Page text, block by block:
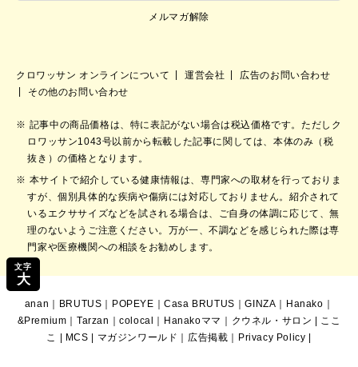
文字
大
メルマガ解除
クロワッサン オンラインについて 運営会社
広告のお問い合わせ
その他のお問い合わせ
記事中の商品価格は、特に表記がない場合は税込価格です。ただしク
ロワッサン1043号以前から転載した記事に関しては、本体のみ（税
抜き）の価格となります。
本サイトで紹介している健康情報は、専門家への取材を行っておりま
すが、個別具体的な疾病や傷病には対応しておりません。紹介されて
いるエクササイズなどを試される場合は、ご自身の体調に応じて、無
理のないようご注意ください。万が一、不調などを感じられた際は専
門家や医療機関への相談をお勧めします。
anan BRUTUS POPEYE ｜Casa BRUTUS ｜GINZA Hanako
&Premium ｜Tarzan ｜colocal Hanakoママ クウネル・サロン
ここ
こ
MCS マガジンワールド 広告掲載 Privacy Policy